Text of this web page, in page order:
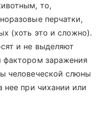
то,
перчатки,
(хоть это и сложно).
и не выделяют
фактором заражения
человеческой слюны
нее при чихании или